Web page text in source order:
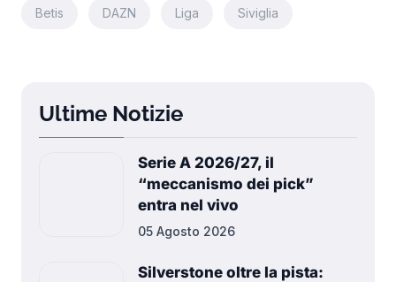
Betis DAZN Liga Siviglia
Ultime Notizie
Serie A 2026/27, il
“meccanismo dei pick”
entra nel vivo
05 Agosto 2026
Silverstone oltre la pista: